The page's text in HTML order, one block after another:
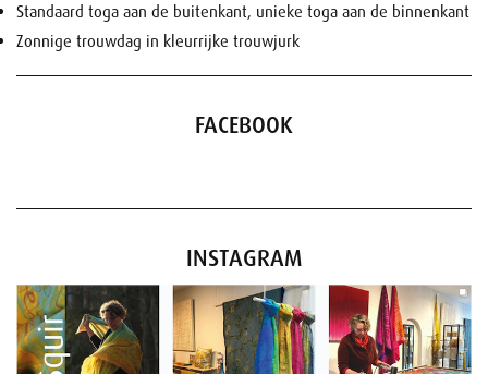
Standaard toga aan de buitenkant, unieke toga aan de binnenkant
Zonnige trouwdag in kleurrijke trouwjurk
FACEBOOK
INSTAGRAM